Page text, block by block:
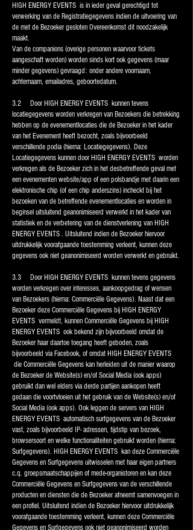
HIGH ENERGY EVENTS is in ieder geval gerechtigd tot
verwerking van de Registratiegegevens indien de uitvoering van
de met de Bezoeker gesloten Overeenkomst dit noodzakelijk
maakt.
Van de companions (overige personen waarvoor tickets
aangeschaft worden) worden sinds kort ook gegevens (maar
minder gegevens) gevraagd: onder andere voornaam,
achternaam, emailadres, geboortedatum.
3.2 Door HIGH ENERGY EVENTS kunnen tevens
locatiegegevens worden verkregen van Bezoekers die betrekking
hebben op de evenementlocaties die de Bezoeker in het kader
van het Evenement heeft bezocht, zoals bijvoorbeeld
verschillende podia (hierna: Locatiegegevens). Deze
Locatiegegevens kunnen door HIGH ENERGY EVENTS worden
verkregen als de Bezoeker zich in het desbetreffende geval met
een evenementen website/app of een polsbandje met daarin een
elektronische chip (of een chip anderszins) incheckt bij het
bezoeken van de betreffende evenementlocaties en worden in
beginsel uitsluitend geanonimiseerd verwerkt in het kader van
statistiek en de verbetering van de dienstverlening van HIGH
ENERGY EVENTS . Uitsluitend indien de Bezoeker hiervoor
uitdrukkelijk voorafgaande toestemming verleent, kunnen deze
gegevens ook niet geanonimiseerd worden verwerkt en gebruikt.
3.3 Door HIGH ENERGY EVENTS kunnen tevens gegevens
worden verkregen over interesses, aankoopgedrag of wensen
van Bezoekers (hierna: Commerciële Gegevens). Naast dat een
Bezoeker deze Commerciële Gegevens bij HIGH ENERGY
EVENTS vermeldt, kunnen Commerciële Gegevens bij HIGH
ENERGY EVENTS ook bekend zijn bijvoorbeeld omdat de
Bezoeker haar daartoe toegang heeft geboden, zoals
bijvoorbeeld via Facebook, of omdat HIGH ENERGY EVENTS
die Commerciële Gegevens kan herleiden uit de manier waarop
de Bezoeker de Website(s) en/of Social Media (ook apps)
gebruikt dan wel elders via derde partijen aankopen heeft
gedaan die voortvloeien uit het gebruik van de Website(s) en/of
Social Media (ook apps). Ook leggen de servers van HIGH
ENERGY EVENTS automatisch surfgegevens van de Bezoeker
vast, zoals bijvoorbeeld IP- adressen, tijdstip van bezoek,
browsersoort en welke functionaliteiten gebruikt worden (hierna:
Surfgegevens). HIGH ENERGY EVENTS kan deze Commerciële
Gegevens en Surfgegevens uitwisselen met haar eigen partners
c.q. groepsmaatschappijen of mede-organistoren en kan deze
Commerciële Gegevens en Surfgegevens van de verschillende
producten en diensten die de Bezoeker afneemt samenvoegen in
een profiel. Uitsluitend indien de Bezoeker hiervoor uitdrukkelijk
voorafgaande toestemming verleent, kunnen deze Commerciële
Gegevens en Surfgegevens ook niet geanonimiseerd worden